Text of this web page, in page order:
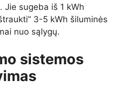
Jie sugeba iš 1 kWh
3-5 kWh šiluminės
nuo sąlygų.
sistemos